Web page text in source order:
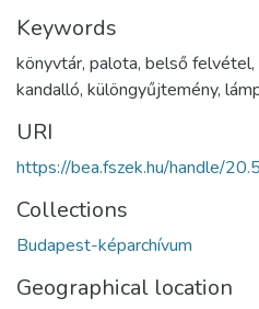
Keywords
könyvtár, palota, belső felvétel,
kandalló, különgyűjtemény,
URI
https://bea.fszek.hu/handle/
Collections
Budapest-képarchívum
Geographical location